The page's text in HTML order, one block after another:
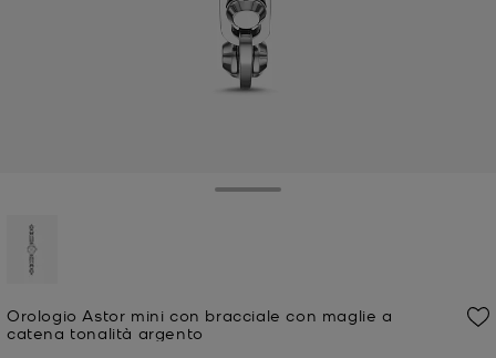
Orologio Astor mini con bracciale con maglie a
catena tonalità argento